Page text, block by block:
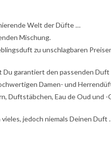
Welt der Düfte …
Mischung.
zu unschlagbaren
Du garantiert den passenden
Damen- und
Duftstäbchen, Eau de Oud und -
jedoch niemals Deinen Duft